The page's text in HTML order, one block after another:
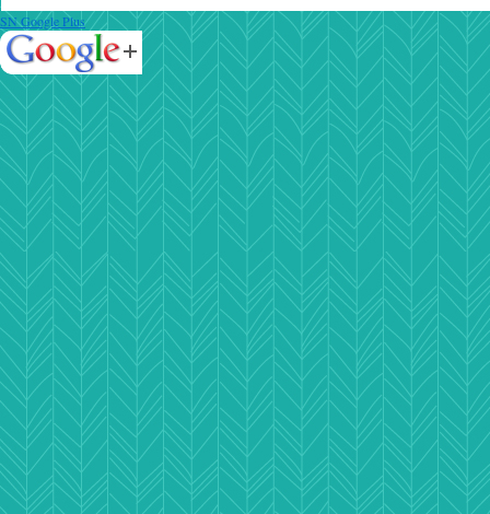
SN Google Plus